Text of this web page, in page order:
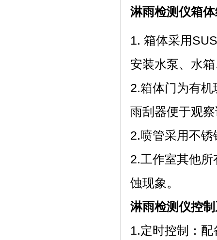
淋雨检测仪箱
1. 箱体采用
安装水泵、水箱
2.箱体门为有机玻
雨刮器便于观察试
2.喷管采用不锈钢
2.工作室其他所
蚀现象。
淋雨检测仪控
1.定时控制：